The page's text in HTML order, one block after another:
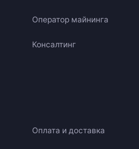
Оператор майнинга
Консалтинг
Оплата и доставка